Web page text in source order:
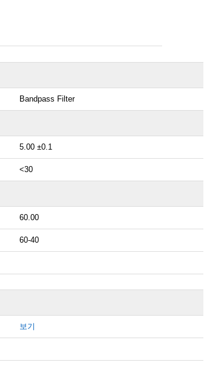
Bandpass Filter
5.00 ±0.1
<30
60.00
60-40
보기